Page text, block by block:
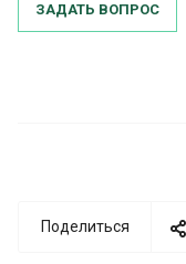
ЗАДАТЬ ВОПРОС
Поделиться